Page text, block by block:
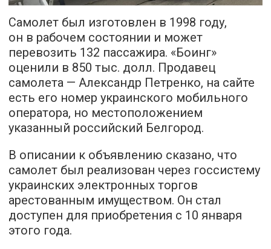
Самолет был изготовлен в 1998 году,
он в рабочем состоянии и может
перевозить 132 пассажира. «Боинг»
оценили в 850 тыс. долл. Продавец
самолета — Александр Петренко, на сайте
есть его номер украинского мобильного
оператора, но местоположением
указанный российский Белгород.
В описании к объявлению сказано, что
самолет был реализован через госсистему
украинских электронных торгов
арестованным имуществом. Он стал
доступен для приобретения с 10 января
этого года.